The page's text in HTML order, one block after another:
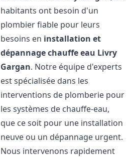
habitants ont besoin d'un
plombier fiable pour leurs
besoins en installation et
dépannage chauffe eau Livry
Gargan. Notre équipe d'experts
est spécialisée dans les
interventions de plomberie pour
les systèmes de chauffe-eau,
que ce soit pour une installation
neuve ou un dépannage urgent.
Nous intervenons rapidement